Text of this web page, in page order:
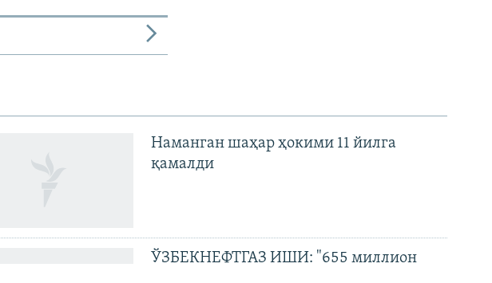
Наманган шаҳар ҳокими 11 йилга
қамалди
ЎЗБЕКНЕФТГАЗ ИШИ: "655 миллион